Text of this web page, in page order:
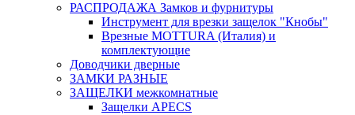
РАСПРОДАЖА Замков и фурнитуры
Инструмент для врезки защелок "Кнобы"
Врезные MOTTURA (Италия) и
комплектующие
Доводчики дверные
ЗАМКИ РАЗНЫЕ
ЗАЩЕЛКИ межкомнатные
Защелки APECS